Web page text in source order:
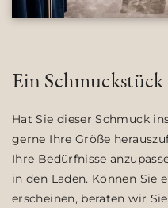
Ein Schmuckstück
Hat Sie dieser Schmuck
gerne Ihre Größe
Ihre Bedürfnisse
in den Laden. Können Sie
erscheinen, beraten wir